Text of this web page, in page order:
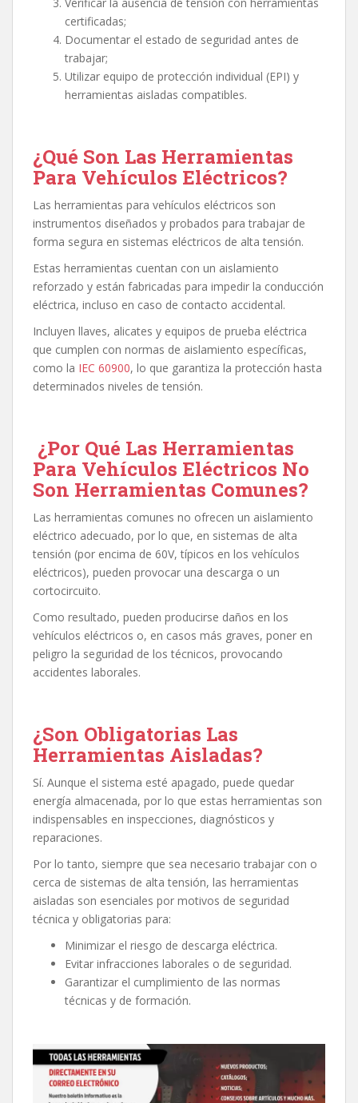
certificadas;
Documentar el estado de seguridad antes de
trabajar;
Utilizar equipo de protección individual (EPI) y
herramientas aisladas compatibles.
¿Qué Son Las Herramientas
Para Vehículos Eléctricos?
Las herramientas para vehículos eléctricos son
instrumentos diseñados y probados para trabajar de
forma segura en sistemas eléctricos de alta tensión.
Estas herramientas cuentan con un aislamiento
reforzado y están fabricadas para impedir la conducción
eléctrica, incluso en caso de contacto accidental.
Incluyen llaves, alicates y equipos de prueba eléctrica
que cumplen con normas de aislamiento específicas,
como la IEC 60900, lo que garantiza la protección hasta
determinados niveles de tensión.
¿Por Qué Las Herramientas
Para Vehículos Eléctricos No
Son Herramientas Comunes?
Las herramientas comunes no ofrecen un aislamiento
eléctrico adecuado, por lo que, en sistemas de alta
tensión (por encima de 60V, típicos en los vehículos
eléctricos), pueden provocar una descarga o un
cortocircuito.
Como resultado, pueden producirse daños en los
vehículos eléctricos o, en casos más graves, poner en
peligro la seguridad de los técnicos, provocando
accidentes laborales.
¿Son Obligatorias Las
Herramientas Aisladas?
Sí. Aunque el sistema esté apagado, puede quedar
energía almacenada, por lo que estas herramientas son
indispensables en inspecciones, diagnósticos y
reparaciones.
Por lo tanto, siempre que sea necesario trabajar con o
cerca de sistemas de alta tensión, las herramientas
aisladas son esenciales por motivos de seguridad
técnica y obligatorias para:
Minimizar el riesgo de descarga eléctrica.
Evitar infracciones laborales o de seguridad.
Garantizar el cumplimiento de las normas
técnicas y de formación.